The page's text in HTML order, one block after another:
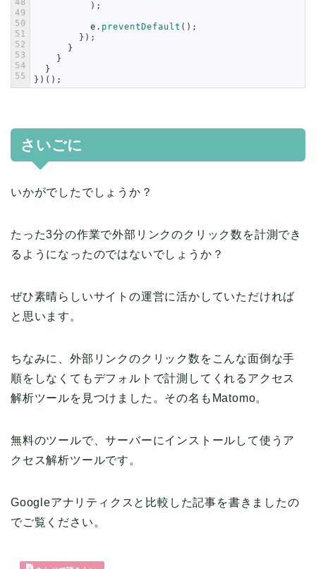
48
49
50
51
52
53
54
55
) ;
e . preventDefault ( ) ;
} ) ;
}
}
}
} ) ( ) ;
さいごに
いかがでしたでしょうか？
たった3分の作業で外部リンクのクリック数を計測でき
るようになったのではないでしょうか？
ぜひ素晴らしいサイトの運営に活かしていただければ
と思います。
ちなみに、外部リンクのクリック数をこんな面倒な手
順をしなくてもデフォルトで計測してくれるアクセス
解析ツールを見つけました。その名もMatomo。
無料のツールで、サーバーにインストールして使うア
クセス解析ツールです。
Googleアナリティクスと比較した記事を書きましたの
でご覧ください。